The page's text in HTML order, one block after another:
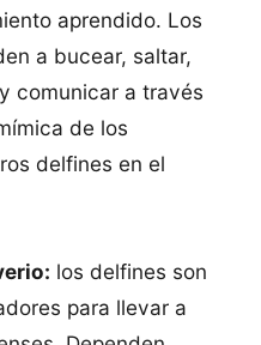
aprendido. Los
a bucear, saltar,
comunicar a través
de los
delfines en el
los delfines son
para llevar a